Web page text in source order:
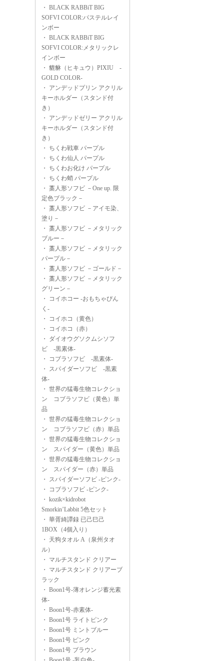
・ BLACK RABBiT BIG
SOFVI COLOR:パステルレイ
ンボー
・ BLACK RABBiT BIG
SOFVI COLOR:メタリックレ
インボー
・ 貔貅（ヒキュウ）PIXIU -
GOLD COLOR-
・ アンデッドプリン アクリル
キーホルダー（スタンド付
き）
・ アンデッドゼリー アクリル
キーホルダー（スタンド付
き）
・ ちくわ戦車 パープル
・ ちくわ仙人 パープル
・ ちくわお化け パープル
・ ちくわ蛸 パープル
・ 藁人形ソフビ －One up. 限
定色ブラック－
・ 藁人形ソフビ －アイモ染、
塗り－
・ 藁人形ソフビ －メタリック
ブルー－
・ 藁人形ソフビ －メタリック
パープル－
・ 藁人形ソフビ －ゴールド－
・ 藁人形ソフビ －メタリック
グリーン－
・
コイホコー -おもちゃぴん
く-
・
コイホコ（黄色）
・
コイホコ（赤）
・ ダイオウグソクムシソフ
ビ -黒素体-
・
コブラソフビ -黒素体-
・ スパイダーソフビ -黒素
体-
・ 世界の猛毒生物コレクショ
ン コブラソフビ（黄色）単
品
・ 世界の猛毒生物コレクショ
ン コブラソフビ（赤）単品
・ 世界の猛毒生物コレクショ
ン スパイダー（黄色）単品
・ 世界の猛毒生物コレクショ
ン スパイダー（赤）単品
・ スパイダーソフビ -ピンク-
・
コブラソフビ -ピンク-
・ kozik×kidrobot
Smorkin’Labbit 5色セット
・ 華胥綺譚録 已己巳己
1BOX（4個入り）
・ 天狗タオル A（泉州タオ
ル）
・ マルチスタンド クリアー
・ マルチスタンド クリアーブ
ラック
・ Boon1号-薄オレンジ蓄光素
体-
・ Boon1号-赤素体-
・ Boon1号 ライトピンク
・ Boon1号 ミントブルー
・ Boon1号 ピンク
・ Boon1号 ブラウン